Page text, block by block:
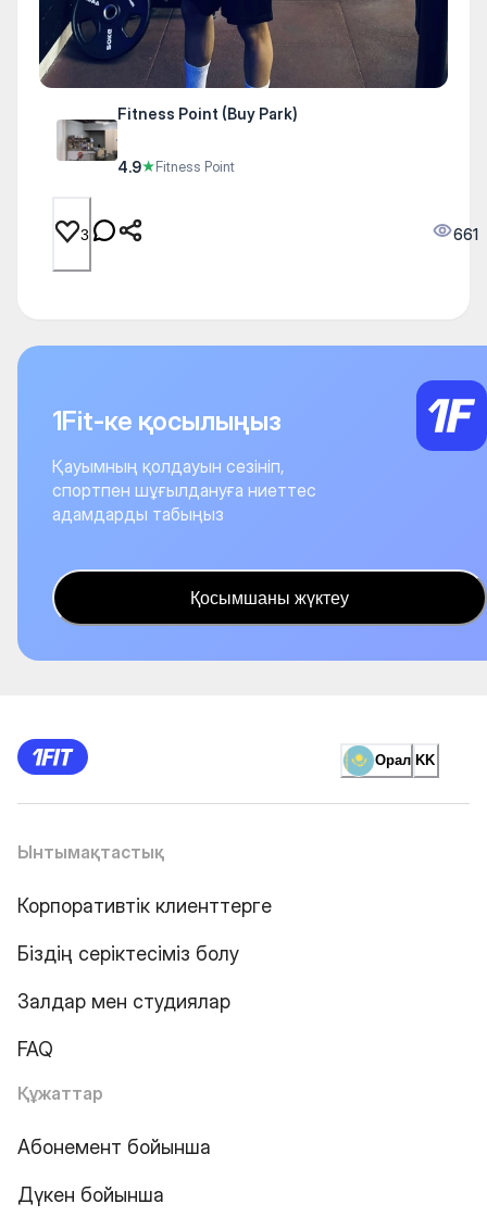
Fitness Point (Buy Park)
4.9★Fitness Point
3 661
1Fit-ке қосылыңыз
Қауымның қолдауын сезініп,
спортпен шұғылдануға ниеттес
адамдарды табыңыз
Қосымшаны жүктеу
Орал KK
Ынтымақтастық
Корпоративтік клиенттерге
Біздің серіктесіміз болу
Залдар мен студиялар
FAQ
Құжаттар
Абонемент бойынша
Дүкен бойынша